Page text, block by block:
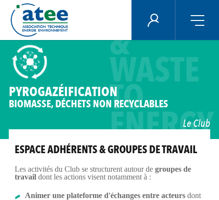
contenu
principal
ÉNERGIE PLUS
&
WASTE
TO
ENERGY
PYROGAZÉIFICATION
BIOMASSE, DÉCHETS NON RECYCLABLES
Le Club
ESPACE ADHÉRENTS & GROUPES DE TRAVAIL
Les activités du Club se structurent autour de groupes de
travaildont les actions visent notamment à :
Animer une plateforme d'échanges entre acteurs dont
Panneau de gestion des cookies